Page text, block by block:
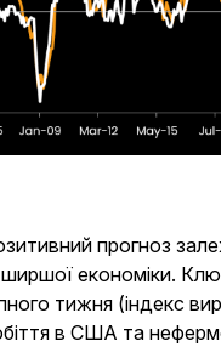
прогноз
ширшої економіки.
тижня (індекс
в США та